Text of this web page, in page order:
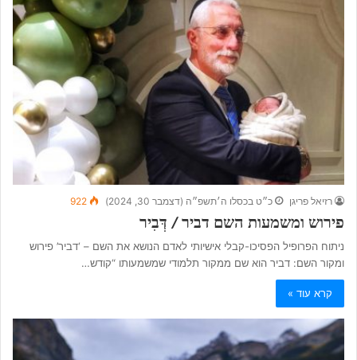
רזיאל פריגן כ״ט בכסלו ה׳תשפ״ה (דצמבר 30, 2024) 922
פירוש ומשמעות השם דביר / דְּבִיר
ניתוח הפרופיל הפסיכו-קבלי אישיותי לאדם הנושא את השם – ‘דביר’ פירוש
ומקור השם: דביר הוא שם ממקור תלמודי שמשמעותו “קודש…
קרא עוד »